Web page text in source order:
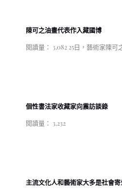
陳可之油畫代表作入藏國博
閱讀量： 3,082 25日，藝術家陳可
個性書法家收藏家向震訪談錄
閱讀量： 3,232
主流文化人和藝術家大多是社會